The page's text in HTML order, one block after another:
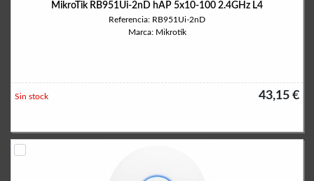
MikroTik RB951Ui-2nD hAP 5x10-100 2.4GHz L4
Referencia: RB951Ui-2nD
Marca: Mikrotik
43,15 €
Sin stock